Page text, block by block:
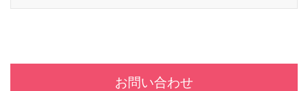
お問い合わせ